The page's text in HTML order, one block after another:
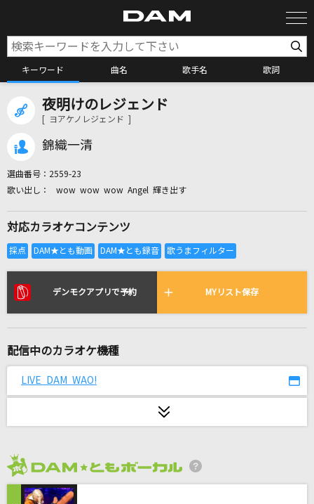
キーワード 曲名 歌手名 歌詞
カラオケ検索
全国りれき
リアルタイムで歌われている曲の一覧
[生音]雨
TSUNAMI
シャ乱Q
夜明けのレジェンド
[ ヨアケノレジェンド ]
錦織一清
選曲番号： 2559-23
wow wow wow Angel 輝き出す
対応カラオケコンテンツ
デンモクアプリで予約 MYリスト保存
配信中のカラオケ機種
LIVE DAM WAO!